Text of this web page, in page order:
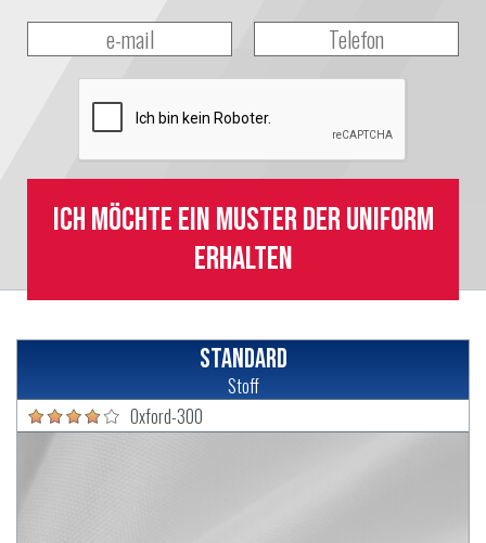
Ich möchte ein Muster der Uniform
erhalten
Standard
Stoff
Oxford-300